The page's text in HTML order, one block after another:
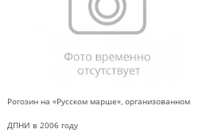
Рогозин на «Русском марше», организованном
ДПНИ в 2006 году